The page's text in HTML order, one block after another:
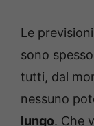
Le
sono
tutti, dal
nessuno
lungo. Che